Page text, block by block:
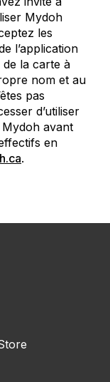
Mydoh
les
l’application
de la carte à
nom et au
pas
d’utiliser
avant
en
.